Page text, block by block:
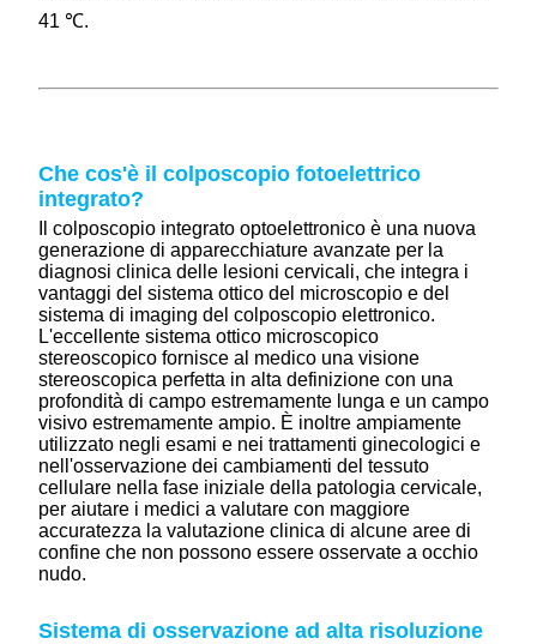
41 ℃.
Che cos'è il colposcopio fotoelettrico
integrato?
Il colposcopio integrato optoelettronico è una nuova
generazione di apparecchiature avanzate per la
diagnosi clinica delle lesioni cervicali, che integra i
vantaggi del sistema ottico del microscopio e del
sistema di imaging del colposcopio elettronico.
L'eccellente sistema ottico microscopico
stereoscopico fornisce al medico una visione
stereoscopica perfetta in alta definizione con una
profondità di campo estremamente lunga e un campo
visivo estremamente ampio. È inoltre ampiamente
utilizzato negli esami e nei trattamenti ginecologici e
nell'osservazione dei cambiamenti del tessuto
cellulare nella fase iniziale della patologia cervicale,
per aiutare i medici a valutare con maggiore
accuratezza la valutazione clinica di alcune aree di
confine che non possono essere osservate a occhio
nudo.
Sistema di osservazione ad alta risoluzione